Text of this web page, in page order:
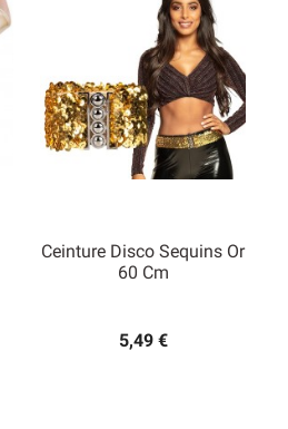
Ceinture Disco Sequins Or
60 Cm
5,49 €